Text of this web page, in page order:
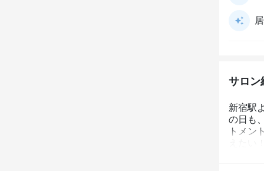
サロン
新宿駅
の日も
トメン